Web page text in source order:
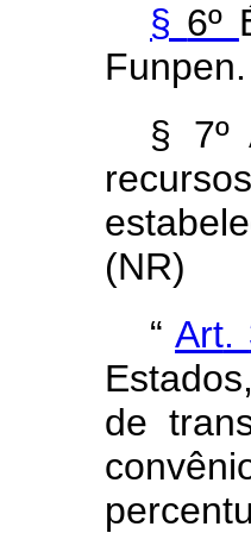
§ 6º
Funpen.
§ 7º
recurso
(NR)
“Art.
Estados,
de